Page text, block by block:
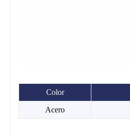
Color
Acero